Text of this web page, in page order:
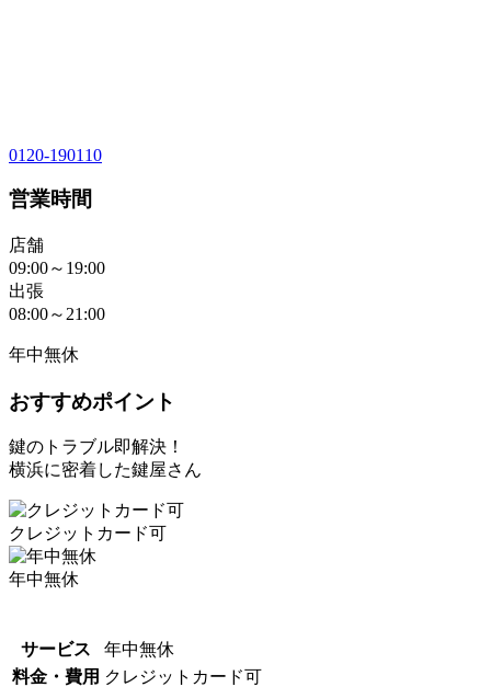
0120-190110
営業時間
店舗
09:00～19:00
出張
08:00～21:00
年中無休
おすすめポイント
鍵のトラブル即解決！
横浜に密着した鍵屋さん
クレジットカード可
年中無休
サービス
年中無休
料金・費用 クレジットカード可